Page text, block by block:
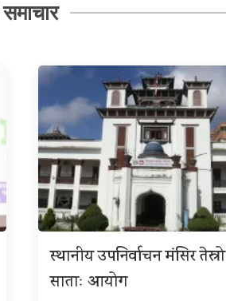
स्थानीय उपनिर्वाचन मंसिर तेस्रो
साताः आयोग